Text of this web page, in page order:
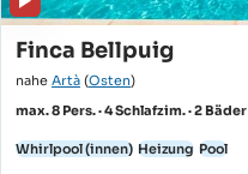
Finca Bellpuig
nahe Artà (Osten)
max. 8 Pers. · 4 Schlafzim. · 2 Bäder
Whirlpool (innen) Heizung Pool